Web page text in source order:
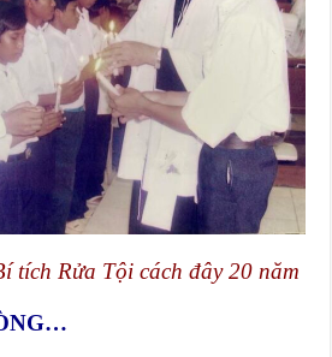
tích Rửa Tội cách đây 20 năm